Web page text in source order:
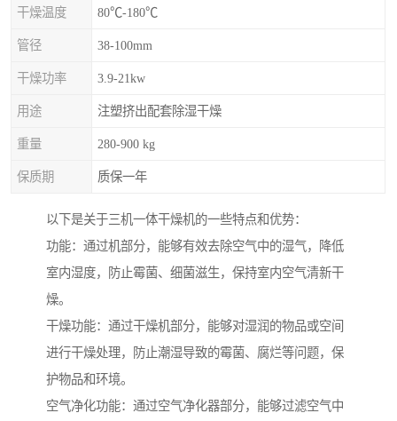
干燥温度 80℃-180℃
管径 38-100mm
干燥功率 3.9-21kw
用途 注塑挤出配套除湿干燥
重量 280-900 kg
保质期 质保一年
以下是关于三机一体干燥机的一些特点和优势：
功能：通过机部分，能够有效去除空气中的湿气，降低
室内湿度，防止霉菌、细菌滋生，保持室内空气清新干
燥。
干燥功能：通过干燥机部分，能够对湿润的物品或空间
进行干燥处理，防止潮湿导致的霉菌、腐烂等问题，保
护物品和环境。
空气净化功能：通过空气净化器部分，能够过滤空气中